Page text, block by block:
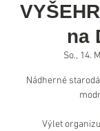
na
So., 14.
Nádherné
Výlet